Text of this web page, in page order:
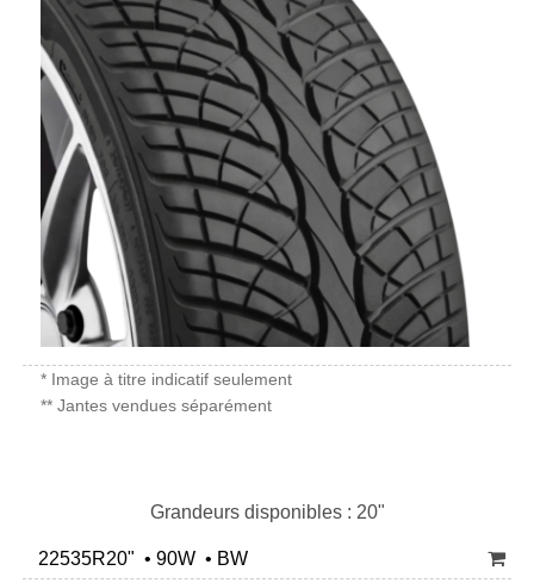
* Image à titre indicatif seulement
** Jantes vendues séparément
Grandeurs disponibles : 20"
22535R20" • 90W • BW